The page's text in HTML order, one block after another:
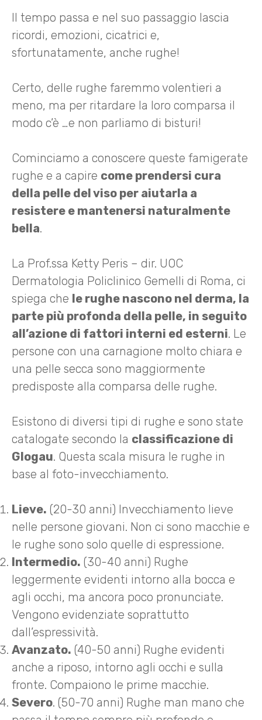
Il tempo passa e nel suo passaggio lascia
ricordi, emozioni, cicatrici e,
sfortunatamente, anche rughe!
Certo, delle rughe faremmo volentieri a
meno, ma per ritardare la loro comparsa il
modo c’è …e non parliamo di bisturi!
Cominciamo a conoscere queste famigerate
rughe e a capire come prendersi cura
della pelle del viso per aiutarla a
resistere e mantenersi naturalmente
bella.
La Prof.ssa Ketty Peris – dir. UOC
Dermatologia Policlinico Gemelli di Roma, ci
spiega che le rughe nascono nel derma, la
parte più profonda della pelle, in seguito
all’azione di fattori interni ed esterni. Le
persone con una carnagione molto chiara e
una pelle secca sono maggiormente
predisposte alla comparsa delle rughe.
Esistono di diversi tipi di rughe e sono state
catalogate secondo la classificazione di
Glogau. Questa scala misura le rughe in
base al foto-invecchiamento.
Lieve. (20-30 anni) Invecchiamento lieve
nelle persone giovani. Non ci sono macchie e
le rughe sono solo quelle di espressione.
Intermedio. (30-40 anni) Rughe
leggermente evidenti intorno alla bocca e
agli occhi, ma ancora poco pronunciate.
Vengono evidenziate soprattutto
dall’espressività.
Avanzato. (40-50 anni) Rughe evidenti
anche a riposo, intorno agli occhi e sulla
fronte. Compaiono le prime macchie.
Severo. (50-70 anni) Rughe man mano che